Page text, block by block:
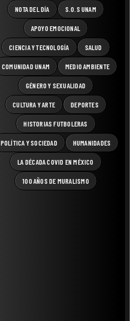
NOTA DEL DÍA S.O.S UNAM
APOYO EMOCIONAL
CIENCIA Y TECNOLOGÍA SALUD
COMUNIDAD UNAM MEDIO AMBIENTE
GÉNERO Y SEXUALIDAD
CULTURA Y ARTE DEPORTES
HISTORIAS FUTBOLERAS
POLÍTICA Y SOCIEDAD HUMANIDADES
LA DÉCADA COVID EN MÉXICO
100 AÑOS DE MURALISMO